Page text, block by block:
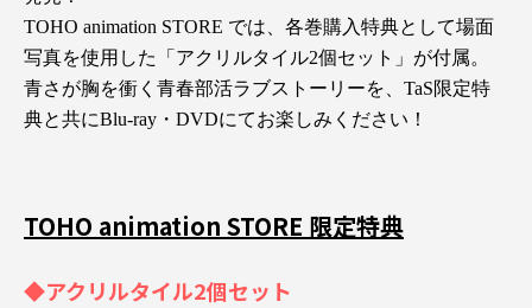
TOHO animation STORE では、各巻購入特典として場面
写真を使用した「アクリルタイル2個セット」が付属。
青さが胸を衝く青春部活ラブストーリーを、TaS限定特
典と共にBlu-ray・DVDにてお楽しみください！
TOHO animation STORE 限定特典
◆アクリルタイル2個セット